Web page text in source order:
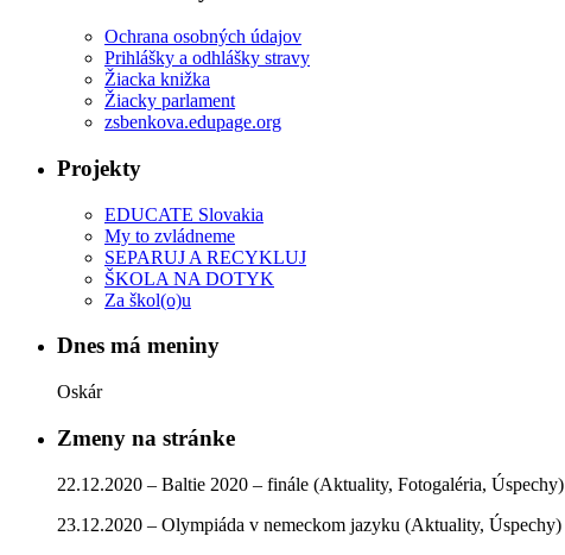
Ochrana osobných údajov
Prihlášky a odhlášky stravy
Žiacka knižka
Žiacky parlament
zsbenkova.edupage.org
Projekty
EDUCATE Slovakia
My to zvládneme
SEPARUJ A RECYKLUJ
ŠKOLA NA DOTYK
Za škol(o)u
Dnes má meniny
Oskár
Zmeny na stránke
22.12.2020 – Baltie 2020 – finále (Aktuality, Fotogaléria, Úspechy)
23.12.2020 – Olympiáda v nemeckom jazyku (Aktuality, Úspechy)